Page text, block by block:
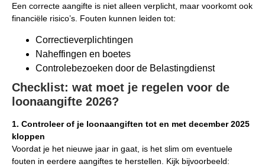
Een correcte aangifte is niet alleen verplicht, maar voorkomt ook
financiële risico’s. Fouten kunnen leiden tot:
Correctieverplichtingen
Naheffingen en boetes
Controlebezoeken door de Belastingdienst
Checklist: wat moet je regelen voor de
loonaangifte 2026?
1. Controleer of je loonaangiften tot en met december 2025
kloppen
Voordat je het nieuwe jaar in gaat, is het slim om eventuele
fouten in eerdere aangiftes te herstellen. Kijk bijvoorbeeld: